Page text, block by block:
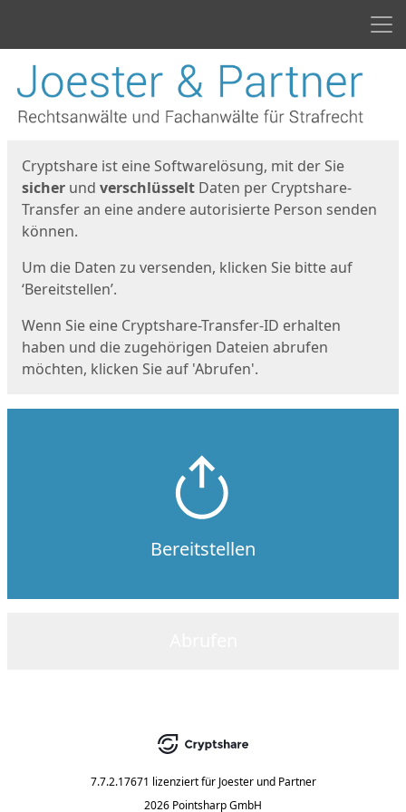
Start
Cryptshare ist eine Softwarelösung, mit der Sie
sicher und verschlüsselt Daten per Cryptshare-
Transfer an eine andere autorisierte Person senden
können.
Um die Daten zu versenden, klicken Sie bitte auf
‘Bereitstellen’.
Wenn Sie eine Cryptshare-Transfer-ID erhalten
haben und die zugehörigen Dateien abrufen
möchten, klicken Sie auf 'Abrufen'.
Bereitstellen
7.7.2.17671 lizenziert für Joester und Partner
2026 Pointsharp GmbH